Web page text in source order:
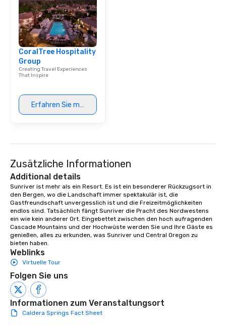
CoralTree Hospitality
Group
Creating Travel Experiences
That Inspire
Erfahren Sie mehr
Zusätzliche Informationen
Additional details
Sunriver ist mehr als ein Resort. Es ist ein besonderer Rückzugsort in
den Bergen, wo die Landschaft immer spektakulär ist, die
Gastfreundschaft unvergesslich ist und die Freizeitmöglichkeiten
endlos sind. Tatsächlich fängt Sunriver die Pracht des Nordwestens
ein wie kein anderer Ort. Eingebettet zwischen den hoch aufragenden
Cascade Mountains und der Hochwüste werden Sie und Ihre Gäste es
genießen, alles zu erkunden, was Sunriver und Central Oregon zu
bieten haben.
Weblinks
Virtuelle Tour
Folgen Sie uns
Informationen zum Veranstaltungsort
Caldera Springs Fact Sheet